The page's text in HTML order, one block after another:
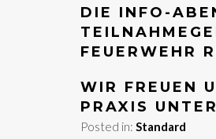
DIE INFO-
FEUERWEHR
WIR FREUEN
PRAXIS
Posted in: Standard